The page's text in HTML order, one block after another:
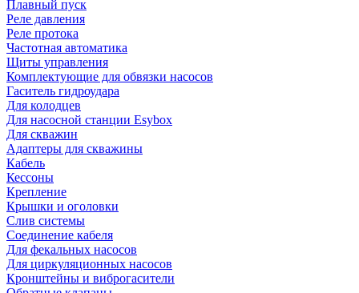
Плавный пуск
Реле давления
Реле протока
Частотная автоматика
Щиты управления
Комплектующие для обвязки насосов
Гаситель гидроудара
Для колодцев
Для насосной станции Esybox
Для скважин
Адаптеры для скважины
Кабель
Кессоны
Крепление
Крышки и оголовки
Слив системы
Соединение кабеля
Для фекальных насосов
Для циркуляционных насосов
Кронштейны и виброгасители